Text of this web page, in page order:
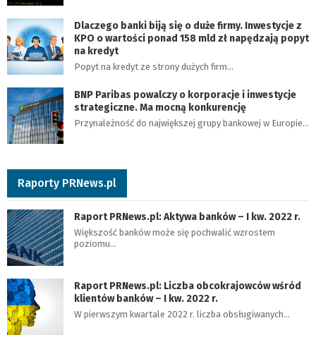
Dlaczego banki biją się o duże firmy. Inwestycje z
KPO o wartości ponad 158 mld zł napędzają popyt
na kredyt
Popyt na kredyt ze strony dużych firm…
BNP Paribas powalczy o korporacje i inwestycje
strategiczne. Ma mocną konkurencję
Przynależność do największej grupy bankowej w Europie…
Raporty PRNews.pl
Raport PRNews.pl: Aktywa banków – I kw. 2022 r.
Większość banków może się pochwalić wzrostem
poziomu…
Raport PRNews.pl: Liczba obcokrajowców wśród
klientów banków – I kw. 2022 r.
W pierwszym kwartale 2022 r. liczba obsługiwanych…